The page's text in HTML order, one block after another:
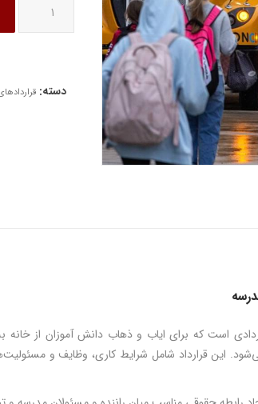
استخدام
دسته:
است که برای ایاب و ذهاب دانش آموزان از
این قرارداد شامل شرایط کاری، وظایف و